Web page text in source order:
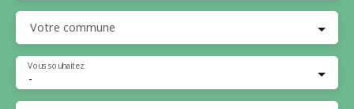
Votre commune
-
Vous souhaitez